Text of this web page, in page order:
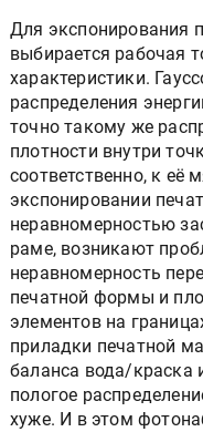
Для экспонирования
выбирается рабочая
характеристики.
распределения
точно такому же
плотности внутри
соответственно, к её
экспонировании
неравномерностью
раме, возникают
неравномерность
печатной формы и
элементов на
приладки печатной
баланса вода/краска
пологое
хуже. И в этом